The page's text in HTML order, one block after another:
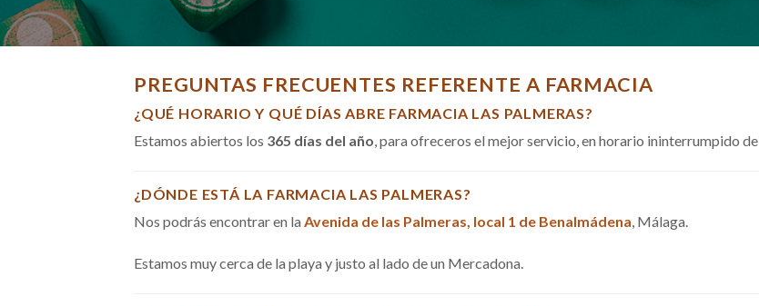
PREGUNTAS FRECUENTES REFERENTE A FARMACIA
¿QUÉ HORARIO Y QUÉ DÍAS ABRE FARMACIA LAS PALMERAS?
Estamos abiertos los 365 días del año, para ofreceros el mejor servicio, en horario ininterrumpido de
¿DÓNDE ESTÁ LA FARMACIA LAS PALMERAS?
Nos podrás encontrar en la Avenida de las Palmeras, local 1 de Benalmádena, Málaga.
Estamos muy cerca de la playa y justo al lado de un Mercadona.